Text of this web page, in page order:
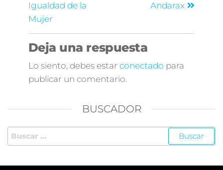
Igualdad de la
Mujer
Andarax
Deja una respuesta
Lo siento, debes estar conectado para
publicar un comentario.
BUSCADOR